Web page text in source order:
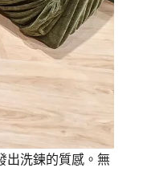
出洗鍊的質感。無